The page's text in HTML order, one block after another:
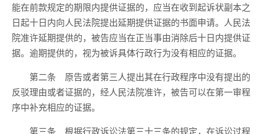
能在前款规定的期限内提供证据的，应当在收到起诉状副本之
日起十日内向人民法院提出延期提供证据的书面申请。人民法
院准许延期提供的，被告应当在正当事由消除后十日内提供证
据。逾期提供的，视为被诉具体行政行为没有相应的证据。
第二条 原告或者第三人提出其在行政程序中没有提出的
反驳理由或者证据的，经人民法院准许，被告可以在第一审程
序中补充相应的证据。
第三条 根据行政诉讼法第三十三条的规定，在诉讼过程